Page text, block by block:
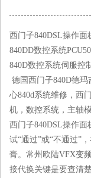
西门子840DSL操作
840DD数控系统
840D数控系统伺服控
德国西门子840D德
心840d系统维修，西
机，数控系统，主轴
西门子840DSL操作
试“通过”或“不通过”
膏。常州欧陆VFX变
接代换关键是要查清